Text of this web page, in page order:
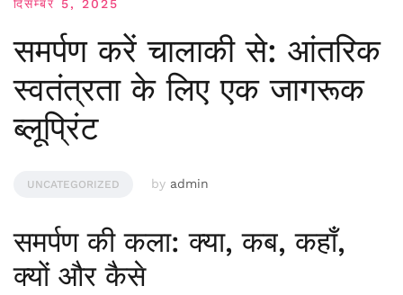
दिसम्बर 5, 2025
समर्पण करें चालाकी से: आंतरिक
स्वतंत्रता के लिए एक जागरूक
ब्लूप्रिंट
UNCATEGORIZED by admin
समर्पण की कला: क्या, कब, कहाँ,
क्यों और कैसे